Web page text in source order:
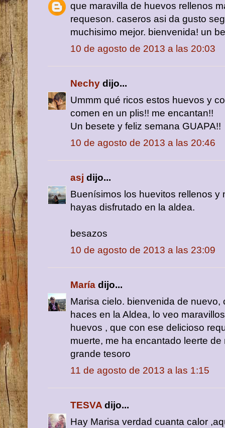
que maravilla de huevos rellenos
requeson. caseros asi da gusto
muchisimo mejor. bienvenida! un
10 de agosto de 2013 a las 20:03
Nechy dijo...
Ummm qué ricos estos huevos y
comen en un plis!! me encantan!!
Un besete y feliz semana GUAPA!!
10 de agosto de 2013 a las 20:46
asj dijo...
Buenísimos los huevitos rellenos y
hayas disfrutado en la aldea.
besazos
10 de agosto de 2013 a las 23:09
María dijo...
Marisa cielo. bienvenida de
haces en la Aldea, lo veo
huevos , que con ese delicioso
muerte, me ha encantado leerte
grande tesoro
11 de agosto de 2013 a las 1:15
TESVA dijo...
Hay Marisa verdad cuanta calor